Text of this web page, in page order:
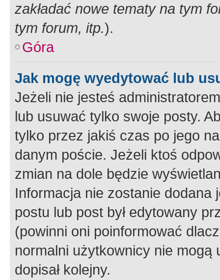
zakładać nowe tematy na tym
tym forum, itp.).
Góra
Jak mogę wyedytować lub
Jeżeli nie jesteś
lub usuwać tylko swoje posty.
tylko przez jakiś czas po jego
danym poście. Jeżeli ktoś
zmian na dole będzie
Informacja nie zostanie dodana
postu lub post był edytowany
(powinni oni poinformować
normalni użytkownicy nie
dopisał kolejny.